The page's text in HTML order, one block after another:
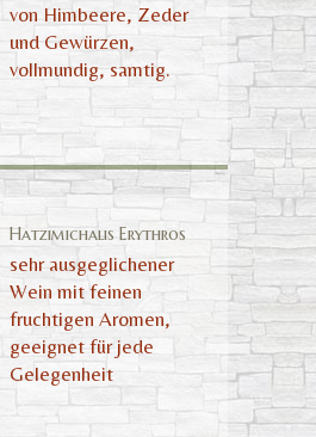
von Himbeere, Zeder
und Gewürzen,
vollmundig, samtig.
Hatzimichalis Erythros
sehr ausgeglichener
Wein mit feinen
fruchtigen Aromen,
geeignet für jede
Gelegenheit